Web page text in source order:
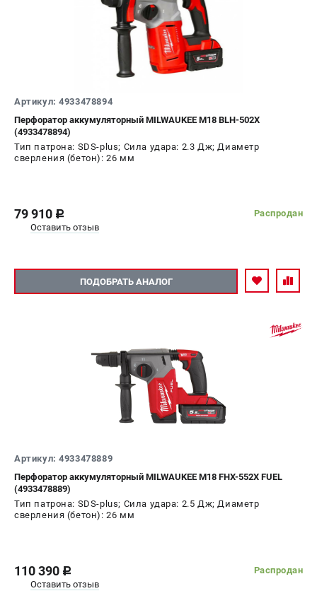
Артикул: 4933478894
Перфоратор аккумуляторный MILWAUKEE M18 BLH-502X
(4933478894)
Тип патрона: SDS-plus; Сила удара: 2.3 Дж; Диаметр
сверления (бетон): 26 мм
79 910 c
Распродан
Оставить отзыв
ПОДОБРАТЬ АНАЛОГ
Артикул: 4933478889
Перфоратор аккумуляторный MILWAUKEE M18 FHX-552X FUEL
(4933478889)
Тип патрона: SDS-plus; Сила удара: 2.5 Дж; Диаметр
сверления (бетон): 26 мм
110 390 c
Распродан
Оставить отзыв